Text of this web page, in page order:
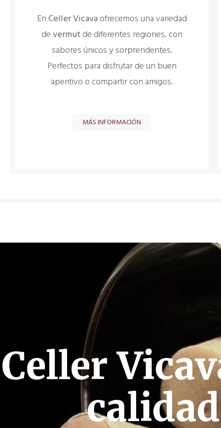
EnCeller Vicavaofrecemos una variedad
devermutde diferentes regiones, con
sabores únicos y sorprendentes.
Perfectos para disfrutar de un buen
aperitivo o compartir con amigos.
MÁS INFORMACIÓN
Celler